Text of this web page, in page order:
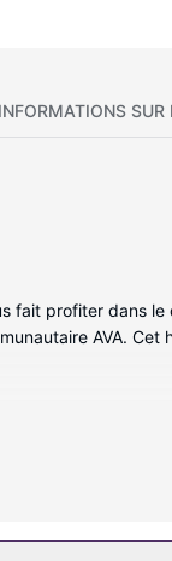
INFORMATIONS SUR
fait profiter dans
AVA.
et profitez